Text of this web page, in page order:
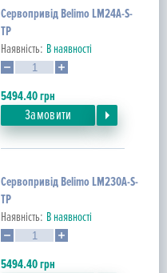
Сервопривід Belimo LM24A-S-
TP
Наявність: В наявності
5494.40грн
Замовити
Сервопривід Belimo LM230A-S-
TP
Наявність: В наявності
5494.40грн